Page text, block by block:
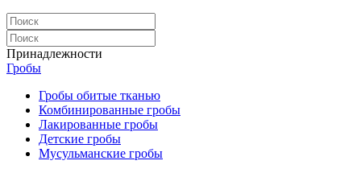
Принадлежности
Гробы
Гробы обитые тканью
Комбинированные гробы
Лакированные гробы
Детские гробы
Мусульманские гробы